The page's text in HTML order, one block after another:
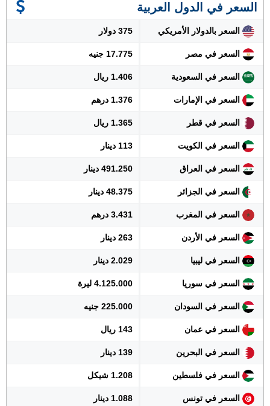
السعر في الدول العربية
السعر بالدولار الأمريكي 375 دولار
السعر في مصر 17.775 جنيه
السعر في السعودية 1.406 ريال
السعر في الإمارات 1.376 درهم
السعر في قطر 1.365 ريال
السعر في الكويت 113 دينار
السعر في العراق 491.250 دينار
السعر في الجزائر 48.375 دينار
السعر في المغرب 3.431 درهم
السعر في الأردن 263 دينار
السعر في ليبيا 2.029 دينار
السعر في سوريا 4.125.000 ليرة
السعر في السودان 225.000 جنيه
السعر في عمان 143 ريال
السعر في البحرين 139 دينار
السعر في فلسطين 1.208 شيكل
السعر في تونس 1.088 دينار